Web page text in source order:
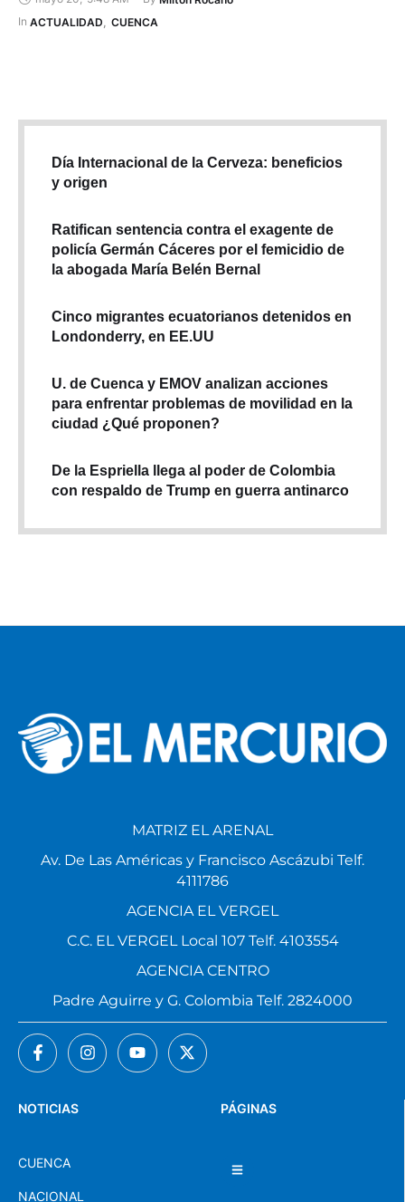
de 2025, cuando la montaña se vino abajo, sepultando casas
In ACTUALIDAD CUENCA
Día Internacional de la Cerveza: beneficios
y origen
Ratifican sentencia contra el exagente de
policía Germán Cáceres por el femicidio de
la abogada María Belén Bernal
Cinco migrantes ecuatorianos detenidos en
Londonderry, en EE.UU
U. de Cuenca y EMOV analizan acciones
para enfrentar problemas de movilidad en la
ciudad ¿Qué proponen?
De la Espriella llega al poder de Colombia
con respaldo de Trump en guerra antinarco
PÁGINAS
NOTICIAS
CUENCA
NACIONAL
MATRIZ EL ARENAL
Av. De Las Américas y Francisco Ascázubi Telf.
4111786
AGENCIA EL VERGEL
C.C. EL VERGEL Local 107 Telf. 4103554
AGENCIA CENTRO
Padre Aguirre y G. Colombia Telf. 2824000